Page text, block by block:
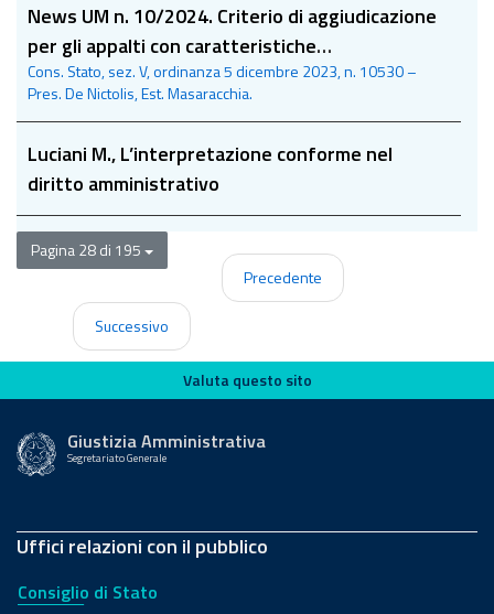
News UM n. 10/2024. Criterio di aggiudicazione
per gli appalti con caratteristiche
standardizzate e ad alta intensità di
manodopera: la parola alla Corte di giustizia UE
Cons. Stato, sez. V, ordinanza 5 dicembre 2023, n. 10530 –
Pres. De Nictolis, Est. Masaracchia.
Luciani M., L’interpretazione conforme nel
diritto amministrativo
Pagina 28 di 195
Precedente
Successivo
Valuta questo sito
Valuta questo sito
Giustizia Amministrativa
Segretariato Generale
Uffici relazioni con il pubblico
Consiglio di Stato